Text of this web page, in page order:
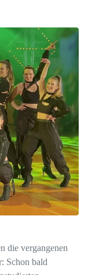
die vergangenen
Schon bald